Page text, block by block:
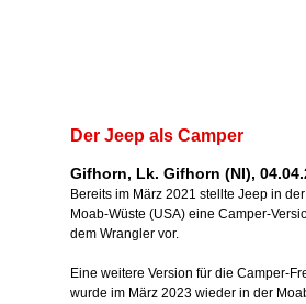
Der Jeep als Camper
Gifhorn, Lk. Gifhorn (NI),
Bereits im März 2021 stellte Jeep in der
Moab-Wüste (USA) eine Camper-
dem Wrangler vor.
Eine weitere Version für die Camper-
wurde im März 2023 wieder in der